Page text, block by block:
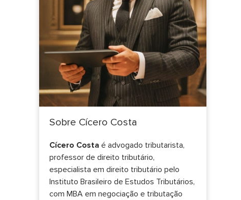
Sobre Cícero Costa
Cícero Costa é advogado tributarista,
professor de direito tributário,
especialista em direito tributário pelo
Instituto Brasileiro de Estudos Tributários,
com MBA em negociação e tributação